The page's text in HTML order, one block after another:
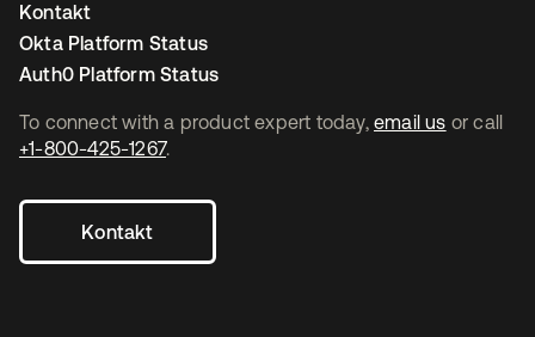
To connect with a product expert today, email us or call
+1-800-425-1267.
Kontakt
Kontakt
Okta Platform Status
Auth0 Platform Status